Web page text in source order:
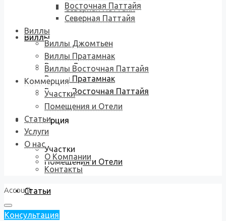
Северная Паттайя
Виллы
Виллы Джомтьен
Виллы Пратамнак
Виллы Восточная Паттайя
Коммерция
Участки
Помещения и Отели
Статьи
Восточная Паттайя
Северная Паттайя
Виллы
Виллы Джомтьен
Виллы Пратамнак
Виллы Восточная Паттайя
Коммерция
Участки
Помещения и Отели
Статьи
Услуги
О нас
О Компании
Контакты
Account
Консультация